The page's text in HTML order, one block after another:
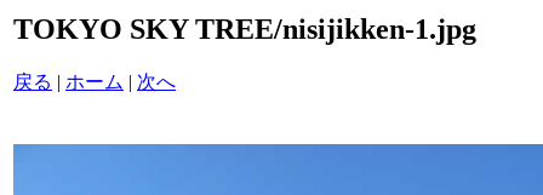
TOKYO SKY TREE/nisijikken-1.jpg
戻る | ホーム | 次へ